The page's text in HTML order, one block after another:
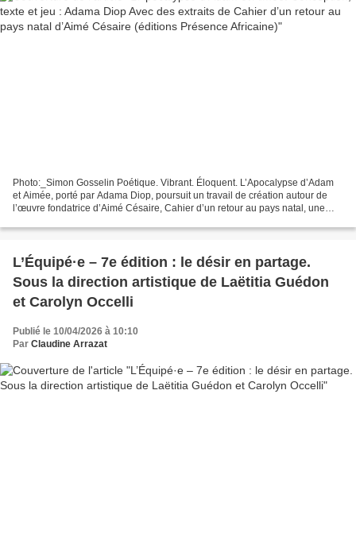
Photo:_Simon Gosselin Poétique. Vibrant. Éloquent. L’Apocalypse d’Adam
et Aimée, porté par Adama Diop, poursuit un travail de création autour de
l’œuvre fondatrice d’Aimé Césaire, Cahier d’un retour au pays natal, une
L’Équipé·e – 7e édition : le désir en partage.
Sous la direction artistique de Laëtitia Guédon
et Carolyn Occelli
Publié le 10/04/2026 à 10:10
Par Claudine Arrazat